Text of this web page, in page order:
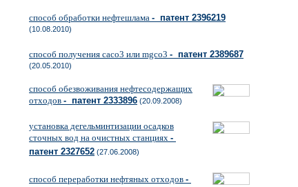
способ обработки нефтешлама - патент 2396219
(10.08.2010)
способ получения caco3 или mgco3 - патент 2389687
(20.05.2010)
способ обезвоживания нефтесодержащих
отходов - патент 2333896 (20.09.2008)
установка дегельминтизации осадков
сточных вод на очистных станциях -
патент 2327652 (27.06.2008)
способ переработки нефтяных отходов -